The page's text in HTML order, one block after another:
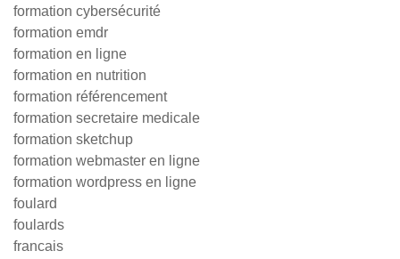
formation cybersécurité
formation emdr
formation en ligne
formation en nutrition
formation référencement
formation secretaire medicale
formation sketchup
formation webmaster en ligne
formation wordpress en ligne
foulard
foulards
francais